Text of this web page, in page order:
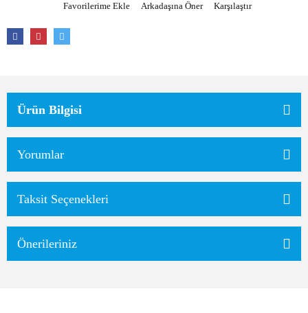
Arkadaşına Öner Karşılaştır
Ürün Bilgisi
Yorumlar
Taksit Seçenekleri
Önerileriniz